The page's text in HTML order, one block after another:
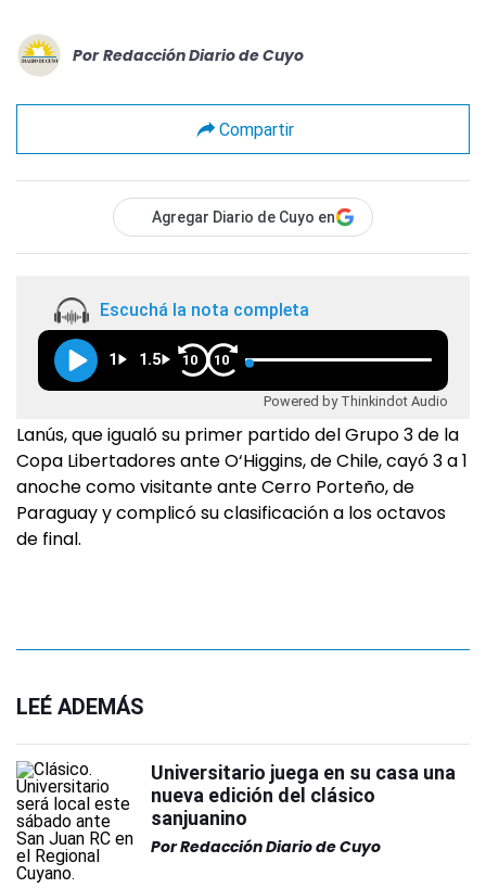
Por Redacción Diario de Cuyo
Compartir
Agregar Diario de Cuyo en
Escuchá la nota completa
1 1.5 10 10
Powered by Thinkindot Audio
Lanús, que igualó su primer partido del Grupo 3 de la
Copa Libertadores ante O‘Higgins, de Chile, cayó 3 a 1
anoche como visitante ante Cerro Porteño, de
Paraguay y complicó su clasificación a los octavos
de final.
LEÉ ADEMÁS
Universitario juega en su casa una
nueva edición del clásico
sanjuanino
PorRedacción Diario de Cuyo